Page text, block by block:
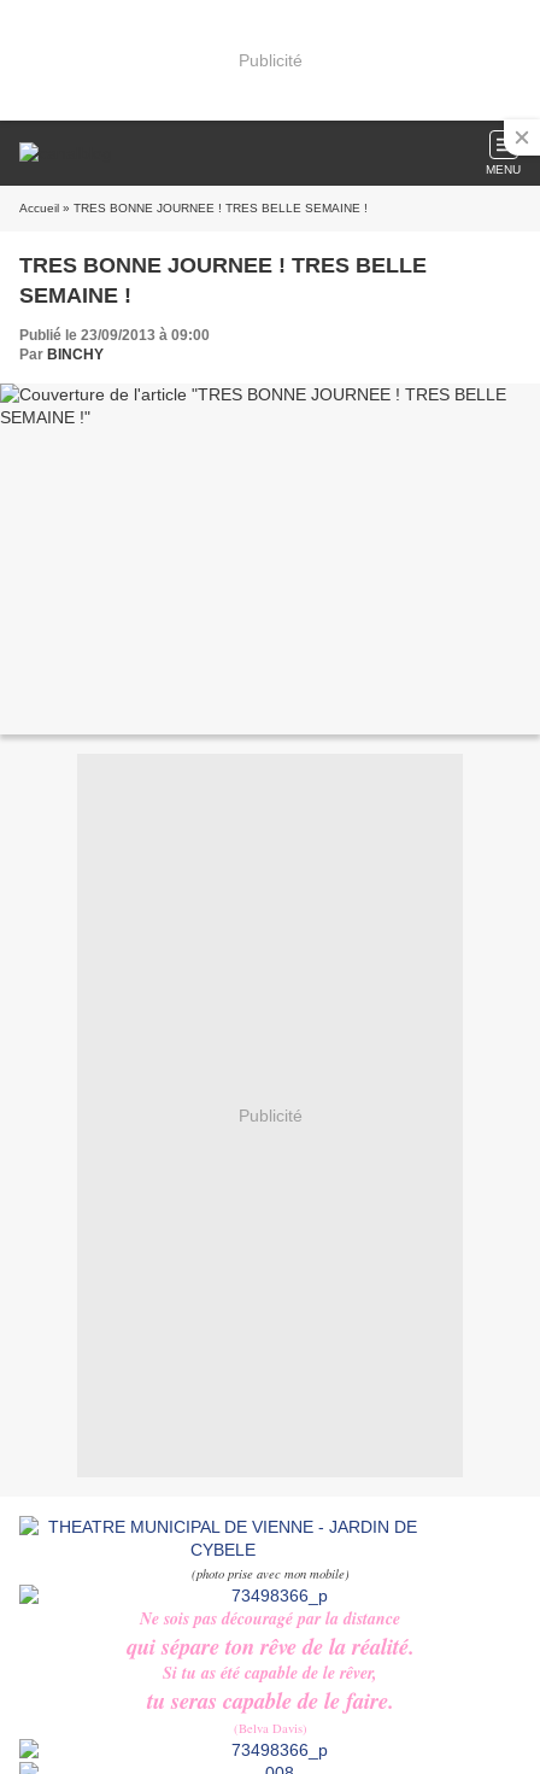
Publicité
MENU
Accueil » TRES BONNE JOURNEE ! TRES BELLE SEMAINE !
TRES BONNE JOURNEE ! TRES BELLE
SEMAINE !
Publié le 23/09/2013 à 09:00
Par BINCHY
Publicité
(photo prise avec mon mobile)
Ne sois pas découragé par la distance
qui sépare ton rêve de la réalité.
Si tu as été capable de le rêver,
tu seras capable de le faire.
(Belva Davis)